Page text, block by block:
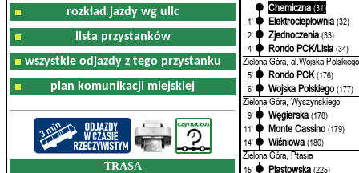
rozkład jazdy wg ulic
lista przystanków
wszystkie odjazdy z tego przystanku
plan komunikacji miejskiej
TRASA
Chemiczna (31)
1'
Elektrociepłownia (32)
2'
Zjednoczenia (33)
4'
Rondo PCK/Lisia (34)
Zielona Góra, al.Wojska Polskiego
5' Rondo PCK (176)
6'
Wojska Polskiego (177)
Zielona Góra, Wyszyńskiego
9' Węgierska (178)
11'
Monte Cassino (179)
14'
Wiśniowa (180)
Zielona Góra, Ptasia
15' Piastowska (225)